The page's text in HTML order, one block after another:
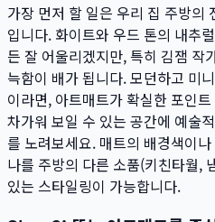
가장 먼저 할 일은 우리 집 주방의
입니다. 화이트와 우드 톤의 내추
든 잘 어울리겠지만, 특히 김잼 작
늑함이 배가 됩니다. 모던하고 미
이라면, 아트매트가 확실한 포인
차가워 보일 수 있는 공간에 예술
를 노려보세요. 매트의 배경색이
나를 주방의 다른 소품(키친타월,
있는 스타일링이 가능합니다.